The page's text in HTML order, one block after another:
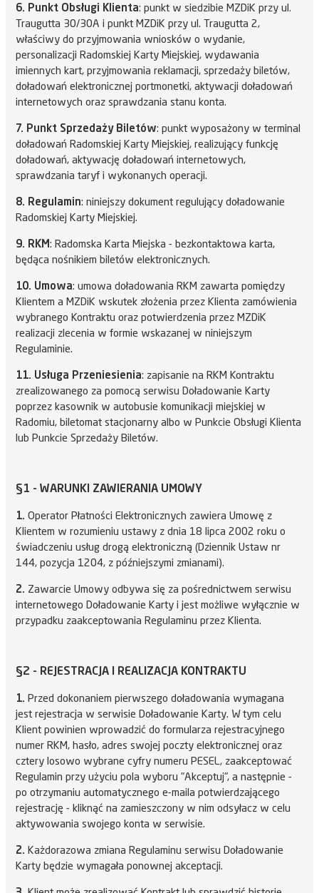
6. Punkt Obsługi Klienta: punkt w siedzibie MZDiK przy ul.
Traugutta 30/30A i punkt MZDiK przy ul. Traugutta 2,
właściwy do przyjmowania wniosków o wydanie,
personalizacji Radomskiej Karty Miejskiej, wydawania
imiennych kart, przyjmowania reklamacji, sprzedaży biletów,
doładowań elektronicznej portmonetki, aktywacji doładowań
internetowych oraz sprawdzania stanu konta.
7. Punkt Sprzedaży Biletów: punkt wyposażony w terminal
doładowań Radomskiej Karty Miejskiej, realizujący funkcję
doładowań, aktywację doładowań internetowych,
sprawdzania taryf i wykonanych operacji.
8. Regulamin: niniejszy dokument regulujący doładowanie
Radomskiej Karty Miejskiej.
9. RKM: Radomska Karta Miejska - bezkontaktowa karta,
będąca nośnikiem biletów elektronicznych.
10. Umowa: umowa doładowania RKM zawarta pomiędzy
Klientem a MZDiK wskutek złożenia przez Klienta zamówienia
wybranego Kontraktu oraz potwierdzenia przez MZDiK
realizacji zlecenia w formie wskazanej w niniejszym
Regulaminie.
11. Usługa Przeniesienia: zapisanie na RKM Kontraktu
zrealizowanego za pomocą serwisu Doładowanie Karty
poprzez kasownik w autobusie komunikacji miejskiej w
Radomiu, biletomat stacjonarny albo w Punkcie Obsługi Klienta
lub Punkcie Sprzedaży Biletów.
§1 - WARUNKI ZAWIERANIA UMOWY
1. Operator Płatności Elektronicznych zawiera Umowę z
Klientem w rozumieniu ustawy z dnia 18 lipca 2002 roku o
świadczeniu usług drogą elektroniczną (Dziennik Ustaw nr
144, pozycja 1204, z późniejszymi zmianami).
2. Zawarcie Umowy odbywa się za pośrednictwem serwisu
internetowego Doładowanie Karty i jest możliwe wyłącznie w
przypadku zaakceptowania Regulaminu przez Klienta.
§2 - REJESTRACJA I REALIZACJA KONTRAKTU
1. Przed dokonaniem pierwszego doładowania wymagana
jest rejestracja w serwisie Doładowanie Karty. W tym celu
Klient powinien wprowadzić do formularza rejestracyjnego
numer RKM, hasło, adres swojej poczty elektronicznej oraz
cztery losowo wybrane cyfry numeru PESEL, zaakceptować
Regulamin przy użyciu pola wyboru "Akceptuj", a następnie -
po otrzymaniu automatycznego e-maila potwierdzającego
rejestrację - kliknąć na zamieszczony w nim odsyłacz w celu
aktywowania swojego konta w serwisie.
2. Każdorazowa zmiana Regulaminu serwisu Doładowanie
Karty będzie wymagała ponownej akceptacji.